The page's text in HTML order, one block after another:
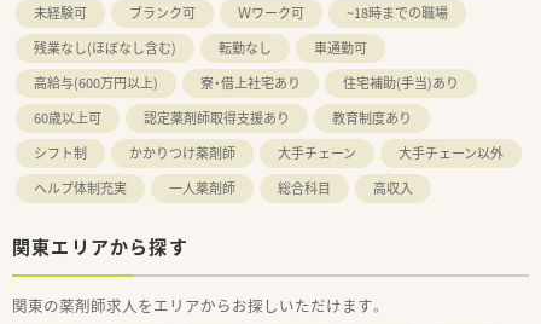
未経験可
ブランク可 Ｗワーク可
~18時までの職場
残業なし(ほぼなし含む)
転勤なし
車通勤可
高給与(600万円以上)
寮・借上社宅あり
住宅補助(手当)あり
60歳以上可
認定薬剤師取得支援あり
教育制度あり
シフト制
かかりつけ薬剤師 大手チェーン
大手チェーン以外
ヘルプ体制充実
一人薬剤師 総合科目 高収入
関東エリアから探す
関東の薬剤師求人をエリアからお探しいただけます。